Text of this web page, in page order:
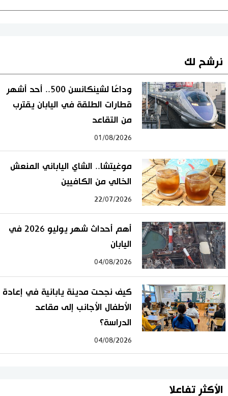
نرشح لك
وداعًا لشينكانسن 500.. أحد أشهر
قطارات الطلقة في اليابان يقترب
من التقاعد
01/08/2026
موغيتشا.. الشاي الياباني المنعش
الخالي من الكافيين
22/07/2026
أهم أحداث شهر يوليو 2026 في
اليابان
04/08/2026
كيف نجحت مدينة يابانية في إعادة
الأطفال الأجانب إلى مقاعد
الدراسة؟
04/08/2026
الأكثر تفاعلا